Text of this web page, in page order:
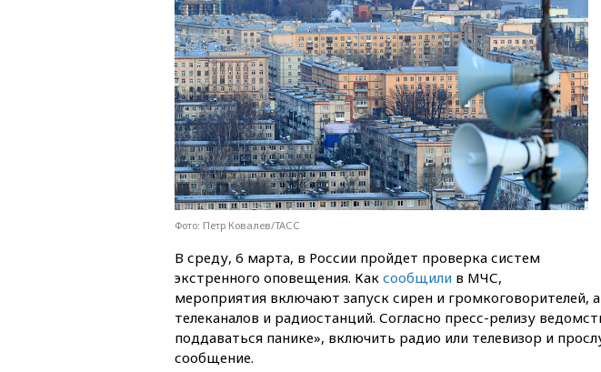
Фото: Петр Ковалев/ТАСС
В среду, 6 марта, в России пройдет проверка систем
экстренного оповещения. Как сообщили в МЧС,
мероприятия включают запуск сирен и громкоговорителей,
телеканалов и радиостанций. Согласно пресс-релизу
поддаваться панике», включить радио или телевизор и
сообщение.